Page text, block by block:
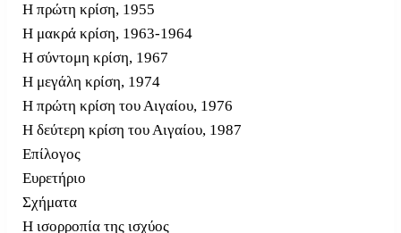
Η πρώτη κρίση, 1955
Η μακρά κρίση, 1963-1964
Η σύντομη κρίση, 1967
Η μεγάλη κρίση, 1974
Η πρώτη κρίση του Αιγαίου, 1976
Η δεύτερη κρίση του Αιγαίου, 1987
Επίλογος
Ευρετήριο
Σχήματα
Η ισορροπία της ισχύος